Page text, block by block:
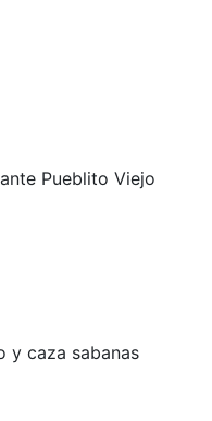
Pueblito Viejo
y caza sabanas